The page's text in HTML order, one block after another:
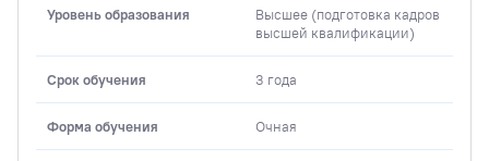
Уровень образования
Высшее (подготовка кадров
высшей квалификации)
Срок обучения 3 года
Форма обучения Очная